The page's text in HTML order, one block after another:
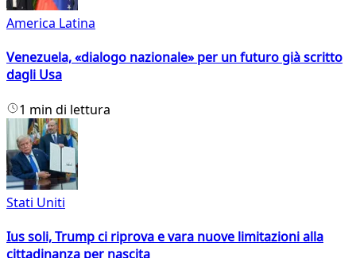
America Latina
Venezuela, «dialogo nazionale» per un futuro già scritto
dagli Usa
1 min di lettura
Stati Uniti
Ius soli, Trump ci riprova e vara nuove limitazioni alla
cittadinanza per nascita